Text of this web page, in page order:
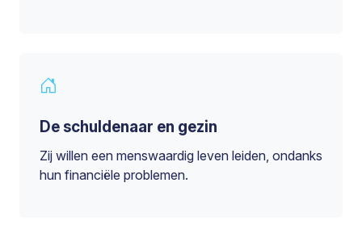
De schuldenaar en gezin
Zij willen een menswaardig leven leiden, ondanks
hun financiële problemen.